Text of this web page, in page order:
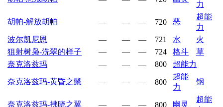
力
胡帕-解放胡帕 — — — 720 恶
超能
力
波尔凯尼恩
— — — 721 水
火
狙射树枭-洗翠的样子
— — — 724 格斗
草
奈克洛兹玛
— — — 800 超能力
奈克洛兹玛-黄昏之鬃 — — — 800
超能
力
钢
奈克洛兹玛-拂晓之翼 — — — 800 幽灵
超能